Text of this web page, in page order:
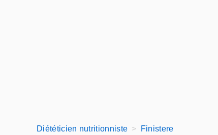
Diététicien nutritionniste Finistere